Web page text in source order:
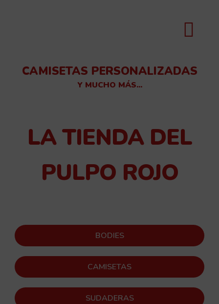
CAMISETAS PERSONALIZADAS
Y MUCHO MÁS...
LA TIENDA DEL
PULPO ROJO
BODIES
CAMISETAS
SUDADERAS